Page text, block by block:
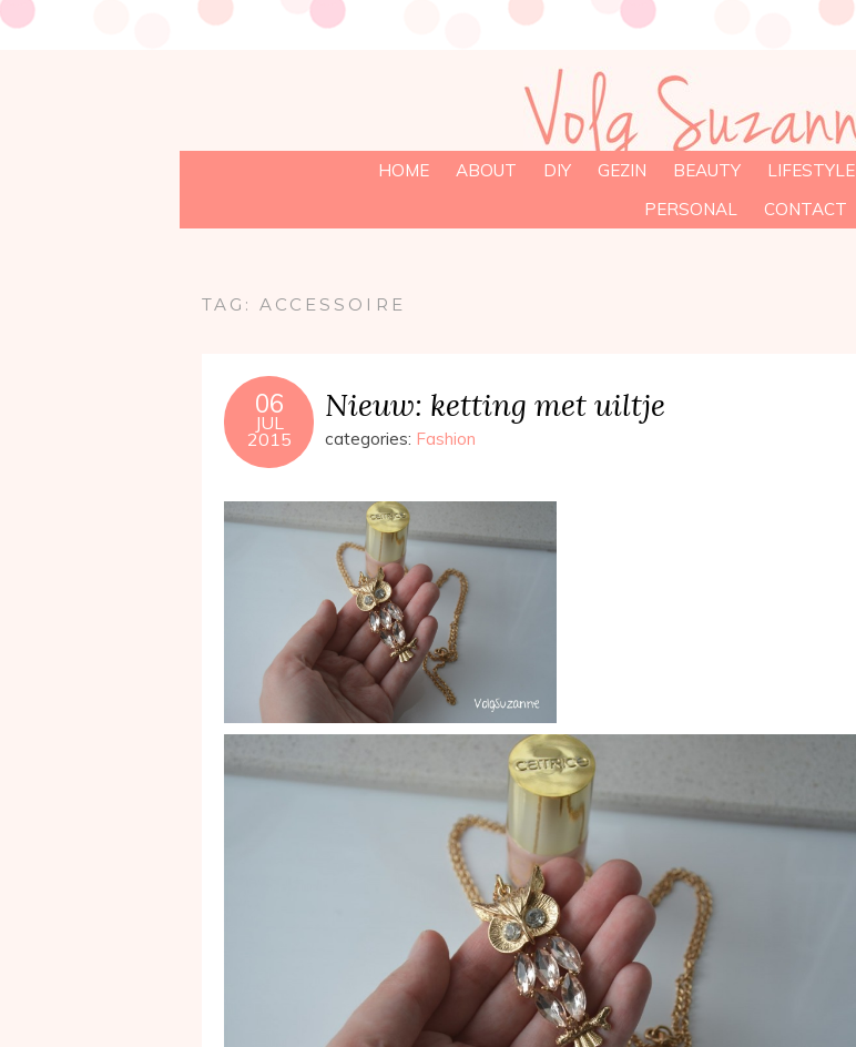
HOME ABOUT DIY GEZIN BEAUTY LIFESTYLE
PERSONAL
CONTACT
TAG:ACCESSOIRE
06
JUL
2015
Nieuw: ketting met uiltje
categories: Fashion